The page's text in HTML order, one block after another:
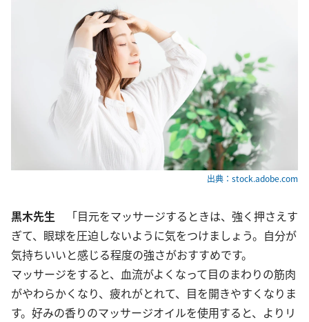
出典：stock.adobe.com
黒木先生 「目元をマッサージするときは、強く押さえす
ぎて、眼球を圧迫しないように気をつけましょう。自分が
気持ちいいと感じる程度の強さがおすすめです。
マッサージをすると、血流がよくなって目のまわりの筋肉
がやわらかくなり、疲れがとれて、目を開きやすくなりま
す。好みの香りのマッサージオイルを使用すると、よりリ